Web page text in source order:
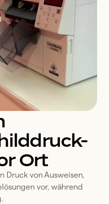
Ort
Druck von Ausweisen,
vor, während